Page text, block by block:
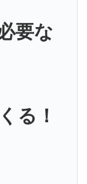
要な
る！